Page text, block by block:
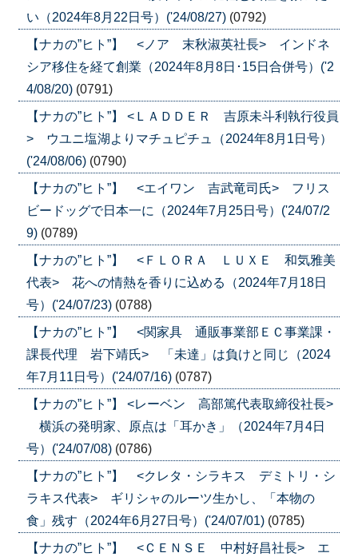
い（2024年8月22日号）('24/08/27) (0792)
【ナカの”ヒト”】 <ノア 末秋淑英社長> インドネ
シア移住を経て創業（2024年8月8日･15日合併号）('2
4/08/20) (0791)
【ナカの”ヒト”】 <ＬＡＤＤＥＲ 吉原未斗利執行役員
> ウユニ塩湖よりマチュピチュ（2024年8月1日号）
('24/08/06) (0790)
【ナカの”ヒト”】 <エイワン 吉武竜司氏> フリス
ビードッグで日本一に（2024年7月25日号）('24/07/2
9) (0789)
【ナカの”ヒト”】 <ＦＬＯＲＡ ＬＵＸＥ 和気雅美
代表> 花への情熱を香りに込める（2024年7月18日
号）('24/07/23) (0788)
【ナカの”ヒト”】 <関家具 通販事業部ＥＣ事業課・
課長代理 岩下靖氏> 「未達」は負けと同じ（2024
年7月11日号）('24/07/16) (0787)
【ナカの”ヒト”】 <レーベン 高部篤代表取締役社長>
横浜の発明家、原点は「耳かき」（2024年7月4日
号）('24/07/08) (0786)
【ナカの”ヒト”】 <クレタ・シラキス デミトリ・シ
ラキス代表> ギリシャのルーツ生かし、「本物の
食」残す（2024年6月27日号）('24/07/01) (0785)
【ナカの”ヒト”】 <ＣＥＮＳＥ 中村好昌社長> エ